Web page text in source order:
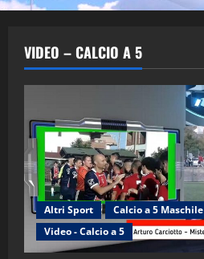
VIDEO – CALCIO A 5
Altri Sport Calcio a 5 Maschile
Video - Calcio a 5